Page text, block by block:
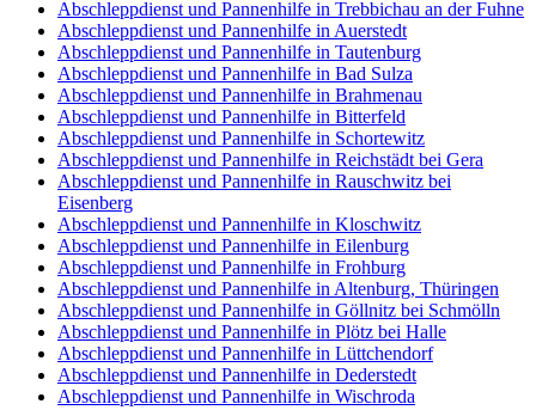
Abschleppdienst und Pannenhilfe in Trebbichau an der Fuhne
Abschleppdienst und Pannenhilfe in Auerstedt
Abschleppdienst und Pannenhilfe in Tautenburg
Abschleppdienst und Pannenhilfe in Bad Sulza
Abschleppdienst und Pannenhilfe in Brahmenau
Abschleppdienst und Pannenhilfe in Bitterfeld
Abschleppdienst und Pannenhilfe in Schortewitz
Abschleppdienst und Pannenhilfe in Reichstädt bei Gera
Abschleppdienst und Pannenhilfe in Rauschwitz bei
Eisenberg
Abschleppdienst und Pannenhilfe in Kloschwitz
Abschleppdienst und Pannenhilfe in Eilenburg
Abschleppdienst und Pannenhilfe in Frohburg
Abschleppdienst und Pannenhilfe in Altenburg, Thüringen
Abschleppdienst und Pannenhilfe in Göllnitz bei Schmölln
Abschleppdienst und Pannenhilfe in Plötz bei Halle
Abschleppdienst und Pannenhilfe in Lüttchendorf
Abschleppdienst und Pannenhilfe in Dederstedt
Abschleppdienst und Pannenhilfe in Wischroda